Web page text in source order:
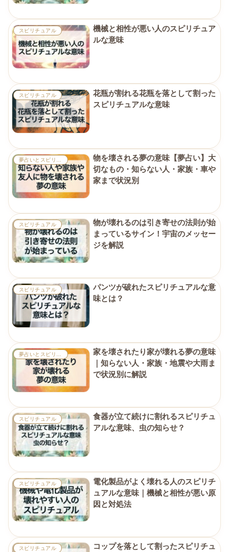
スピリチュアル
機械と相性が悪い人のスピリチュア
ルな意味
スピリチュアル
花瓶が割れる花瓶を落として割った
スピリチュアルな意味
夢占いとスピリチュアル
物を壊される夢の意味【夢占い】大
切なもの・知らない人・家族・車や
家まで状況別
スピリチュアル
物が壊れるのは引き寄せの法則が始
まっているサイン！宇宙のメッセー
ジを解説
スピリチュアル
パンツが破れたスピリチュアルな意
味とは？
家を壊されたり家が壊れる夢の意味
｜知らない人・家族・地震や大雨ま
で状況別に解説
スピリチュアル
食器が立て続けに割れるスピリチュ
アルな意味、虫の知らせ？
スピリチュアル
電化製品がよく壊れる人のスピリチ
ュアルな意味｜機械と相性が悪い原
因と対処法
スピリチュアル
コップを落として割ったスピリチュ